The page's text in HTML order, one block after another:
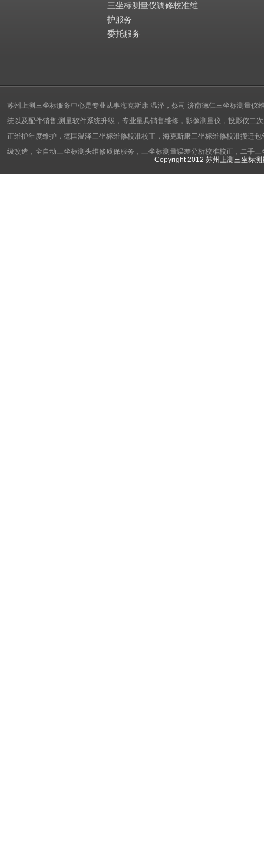
三坐标测量仪调修校准维
护服务
委托服务
苏州上测三坐标服务中心是专业从事海克斯康 温泽，蔡司 济南德仁三坐标测量
统以及配件销售,测量软件系统升级，专业量具销售维修，影像测量仪，投影仪二
正维护年度维护，德国温泽三坐标维修校准校正，海克斯康三坐标维修校准搬迁
级改造，全自动三坐标测头维修质保服务，三坐标测量误差分析校准校正，二手三
Copyright 2012 苏州上测三坐标